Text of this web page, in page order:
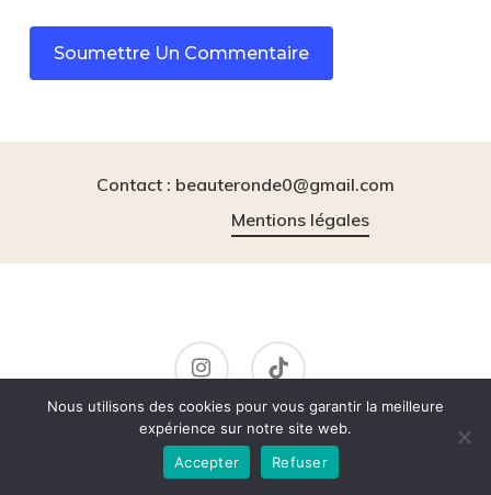
Contact : beauteronde0@gmail.com
Mentions légales
instagram tiktok
© 2026 BeauteRonde.
Nous utilisons des cookies pour vous garantir la meilleure
expérience sur notre site web.
Accepter
Refuser